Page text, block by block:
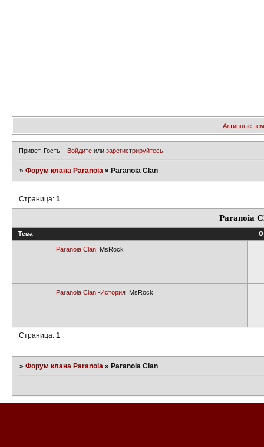
Активные
Привет, Гость! Войдитеили зарегистрируйтесь.
»Форум клана Paranoia » Paranoia Clan
Paranoia
Страница:1
Тема
Paranoia Clan MsRock
Paranoia Clan -История MsRock
Страница:1
»Форум клана Paranoia » Paranoia Clan